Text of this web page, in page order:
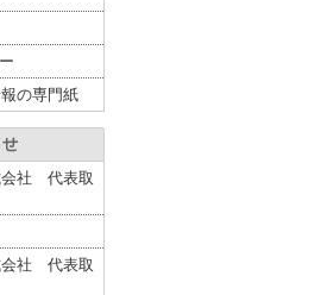
の専門紙
会社 代表取
会社 代表取